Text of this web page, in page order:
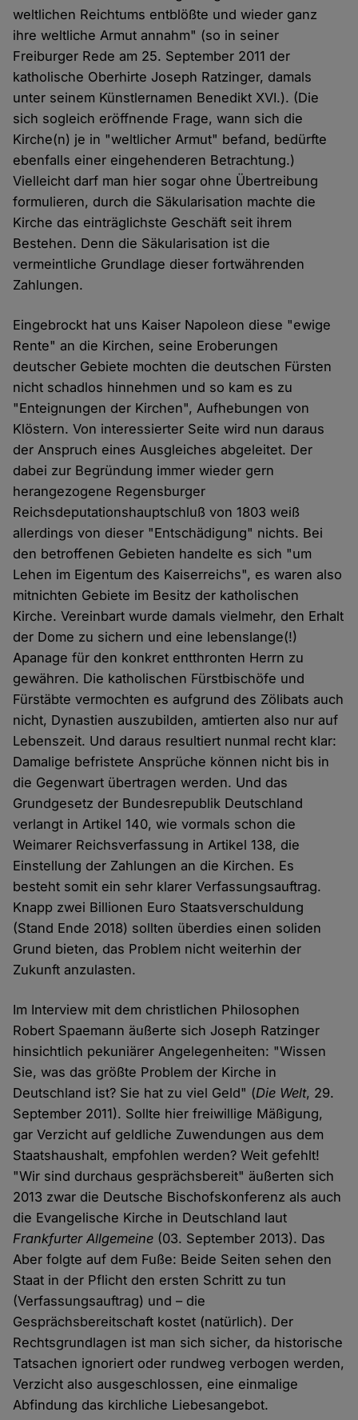
weltlichen Reichtums entblößte und wieder ganz
ihre weltliche Armut annahm" (so in seiner
Freiburger Rede am 25. September 2011 der
katholische Oberhirte Joseph Ratzinger, damals
unter seinem Künstlernamen Benedikt XVI.). (Die
sich sogleich eröffnende Frage, wann sich die
Kirche(n) je in "weltlicher Armut" befand, bedürfte
ebenfalls einer eingehenderen Betrachtung.)
Vielleicht darf man hier sogar ohne Übertreibung
formulieren, durch die Säkularisation machte die
Kirche das einträglichste Geschäft seit ihrem
Bestehen. Denn die Säkularisation ist die
vermeintliche Grundlage dieser fortwährenden
Zahlungen.
Eingebrockt hat uns Kaiser Napoleon diese "ewige
Rente" an die Kirchen, seine Eroberungen
deutscher Gebiete mochten die deutschen Fürsten
nicht schadlos hinnehmen und so kam es zu
"Enteignungen der Kirchen", Aufhebungen von
Klöstern. Von interessierter Seite wird nun daraus
der Anspruch eines Ausgleiches abgeleitet. Der
dabei zur Begründung immer wieder gern
herangezogene Regensburger
Reichsdeputationshauptschluß von 1803 weiß
allerdings von dieser "Entschädigung" nichts. Bei
den betroffenen Gebieten handelte es sich "um
Lehen im Eigentum des Kaiserreichs", es waren also
mitnichten Gebiete im Besitz der katholischen
Kirche. Vereinbart wurde damals vielmehr, den Erhalt
der Dome zu sichern und eine lebenslange(!)
Apanage für den konkret entthronten Herrn zu
gewähren. Die katholischen Fürstbischöfe und
Fürstäbte vermochten es aufgrund des Zölibats auch
nicht, Dynastien auszubilden, amtierten also nur auf
Lebenszeit. Und daraus resultiert nunmal recht klar:
Damalige befristete Ansprüche können nicht bis in
die Gegenwart übertragen werden. Und das
Grundgesetz der Bundesrepublik Deutschland
verlangt in Artikel 140, wie vormals schon die
Weimarer Reichsverfassung in Artikel 138, die
Einstellung der Zahlungen an die Kirchen. Es
besteht somit ein sehr klarer Verfassungsauftrag.
Knapp zwei Billionen Euro Staatsverschuldung
(Stand Ende 2018) sollten überdies einen soliden
Grund bieten, das Problem nicht weiterhin der
Zukunft anzulasten.
Im Interview mit dem christlichen Philosophen
Robert Spaemann äußerte sich Joseph Ratzinger
hinsichtlich pekuniärer Angelegenheiten: "Wissen
Sie, was das größte Problem der Kirche in
Deutschland ist? Sie hat zu viel Geld" (Die Welt, 29.
September 2011). Sollte hier freiwillige Mäßigung,
gar Verzicht auf geldliche Zuwendungen aus dem
Staatshaushalt, empfohlen werden? Weit gefehlt!
"Wir sind durchaus gesprächsbereit" äußerten sich
2013 zwar die Deutsche Bischofskonferenz als auch
die Evangelische Kirche in Deutschland laut
Frankfurter Allgemeine (03. September 2013). Das
Aber folgte auf dem Fuße: Beide Seiten sehen den
Staat in der Pflicht den ersten Schritt zu tun
(Verfassungsauftrag) und – die
Gesprächsbereitschaft kostet (natürlich). Der
Rechtsgrundlagen ist man sich sicher, da historische
Tatsachen ignoriert oder rundweg verbogen werden,
Verzicht also ausgeschlossen, eine einmalige
Abfindung das kirchliche Liebesangebot.